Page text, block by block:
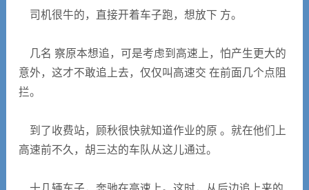
司机很牛的，直接开着车子跑，想放下 方。
几名 察原本想追，可是考虑到高速上，怕产生更大的
意外，这才不敢追上去，仅仅叫高速交 在前面几个点阻
拦。
到了收费站，顾秋很快就知道作业的原 。就在他们上
高速前不久，胡三达的车队从这儿通过。